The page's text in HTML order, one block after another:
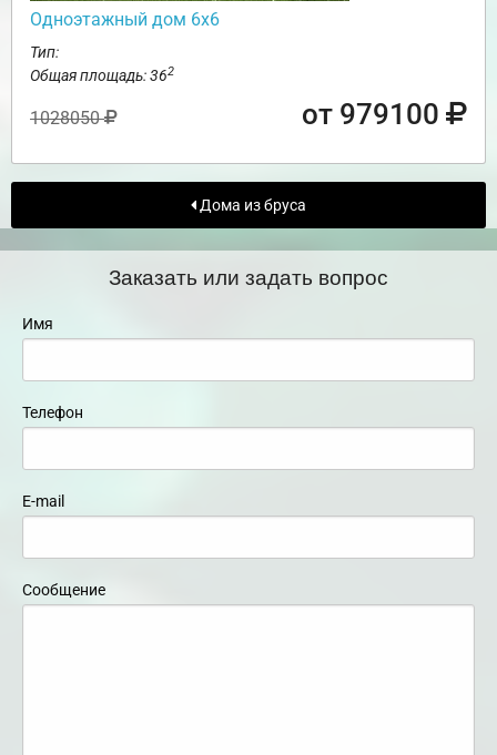
Одноэтажный дом 6х6
Тип:
Общая площадь: 362
1028050 от 979100
Дома из бруса
Заказать или задать вопрос
Имя
Телефон
E-mail
Сообщение